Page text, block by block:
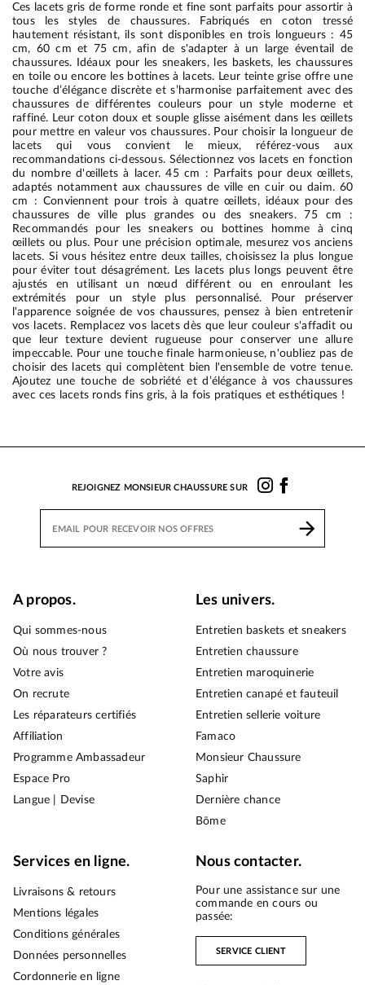
Ces lacets gris de forme ronde et fine sont parfaits pour assortir à
tous les styles de chaussures. Fabriqués en coton tressé
hautement résistant, ils sont disponibles en trois longueurs : 45
cm, 60 cm et 75 cm, afin de s'adapter à un large éventail de
chaussures. Idéaux pour les sneakers, les baskets, les chaussures
en toile ou encore les bottines à lacets. Leur teinte grise offre une
touche d’élégance discrète et s’harmonise parfaitement avec des
chaussures de différentes couleurs pour un style moderne et
raffiné. Leur coton doux et souple glisse aisément dans les œillets
pour mettre en valeur vos chaussures. Pour choisir la longueur de
lacets qui vous convient le mieux, référez-vous aux
recommandations ci-dessous. Sélectionnez vos lacets en fonction
du nombre d'œillets à lacer. 45 cm : Parfaits pour deux œillets,
adaptés notamment aux chaussures de ville en cuir ou daim. 60
cm : Conviennent pour trois à quatre œillets, idéaux pour des
chaussures de ville plus grandes ou des sneakers. 75 cm :
Recommandés pour les sneakers ou bottines homme à cinq
œillets ou plus. Pour une précision optimale, mesurez vos anciens
lacets. Si vous hésitez entre deux tailles, choisissez la plus longue
pour éviter tout désagrément. Les lacets plus longs peuvent être
ajustés en utilisant un nœud différent ou en enroulant les
extrémités pour un style plus personnalisé. Pour préserver
l'apparence soignée de vos chaussures, pensez à bien entretenir
vos lacets. Remplacez vos lacets dès que leur couleur s'affadit ou
que leur texture devient rugueuse pour conserver une allure
impeccable. Pour une touche finale harmonieuse, n'oubliez pas de
choisir des lacets qui complètent bien l'ensemble de votre tenue.
Ajoutez une touche de sobriété et d’élégance à vos chaussures
avec ces lacets ronds fins gris, à la fois pratiques et esthétiques !
REJOIGNEZ MONSIEUR CHAUSSURE SUR
A propos.
Qui sommes-nous
Où nous trouver ?
Votre avis
On recrute
Les réparateurs certifiés
Affiliation
Programme Ambassadeur
Espace Pro
Langue | Devise
Les univers.
Entretien baskets et sneakers
Entretien chaussure
Entretien maroquinerie
Entretien canapé et fauteuil
Entretien sellerie voiture
Famaco
Monsieur Chaussure
Saphir
Dernière chance
Bōme
Services en ligne.
Livraisons & retours
Mentions légales
Conditions générales
Données personnelles
Cordonnerie en ligne
Nous contacter.
Pour une assistance sur une
commande en cours ou
passée:
SERVICE CLIENT